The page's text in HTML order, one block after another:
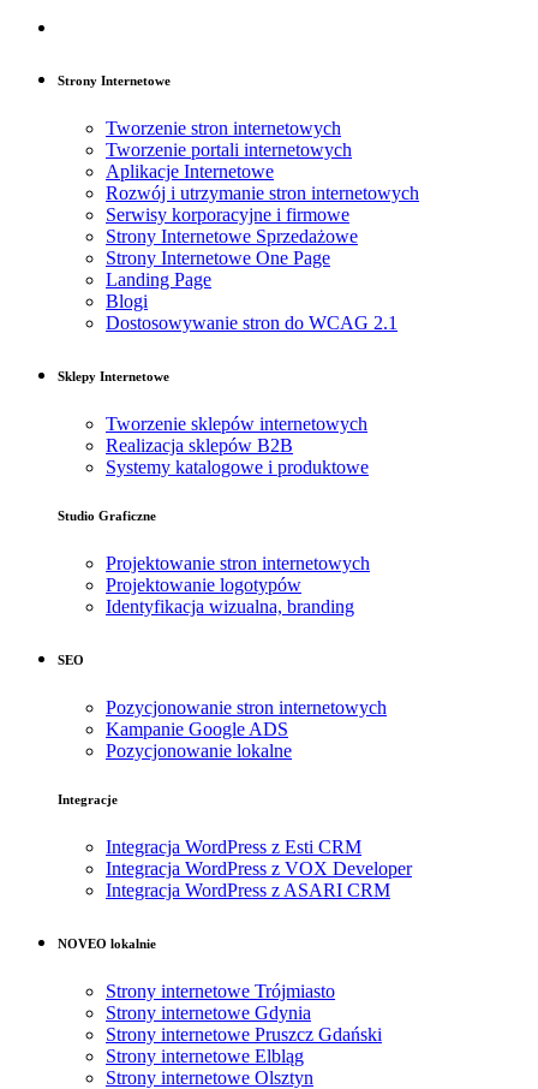
Strony Internetowe
Tworzenie stron internetowych
Tworzenie portali internetowych
Aplikacje Internetowe
Rozwój i utrzymanie stron internetowych
Serwisy korporacyjne i firmowe
Strony Internetowe Sprzedażowe
Strony Internetowe One Page
Landing Page
Blogi
Dostosowywanie stron do WCAG 2.1
Sklepy Internetowe
Tworzenie sklepów internetowych
Realizacja sklepów B2B
Systemy katalogowe i produktowe
Studio Graficzne
Projektowanie stron internetowych
Projektowanie logotypów
Identyfikacja wizualna, branding
SEO
Pozycjonowanie stron internetowych
Kampanie Google ADS
Pozycjonowanie lokalne
Integracje
Integracja WordPress z Esti CRM
Integracja WordPress z VOX Developer
Integracja WordPress z ASARI CRM
NOVEO lokalnie
Strony internetowe Trójmiasto
Strony internetowe Gdynia
Strony internetowe Pruszcz Gdański
Strony internetowe Elbląg
Strony internetowe Olsztyn